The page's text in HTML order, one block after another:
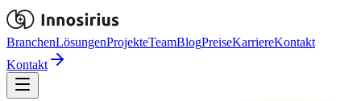
BranchenLösungenProjekteTeamBlogPreiseKarriereKontakt
Kontakt